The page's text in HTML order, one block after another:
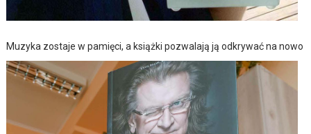
Muzyka zostaje w pamięci, a książki pozwalają ją odkrywać na nowo